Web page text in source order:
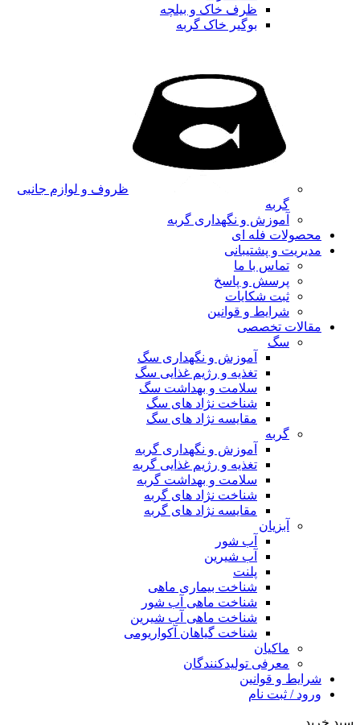
ظرف خاک و بیلچه
بوگیر خاک گربه
ظروف و لوازم جانبی
گربه
آموزش و نگهداری گربه
محصولات فله ای
مدیریت و پشتیبانی
تماس با ما
پرسش و پاسخ
ثبت شکایات
شرایط و قوانین
مقالات تخصصی
سگ
آموزش و نگهداری سگ
تغذیه و رژیم غذایی سگ
سلامت و بهداشت سگ
شناخت نژاد های سگ
مقایسه نژاد های سگ
گربه
آموزش و نگهداری گربه
تغذیه و رژیم غذایی گربه
سلامت و بهداشت گربه
شناخت نژاد های گربه
مقایسه نژاد های گربه
آبزیان
آب شور
آب شیرین
پلنت
شناخت بیماری ماهی
شناخت ماهی آب شور
شناخت ماهی آب شیرین
شناخت گیاهان آکواریومی
ماکیان
معرفی تولیدکنندگان
شرایط و قوانین
ورود / ثبت نام
سبد خرید